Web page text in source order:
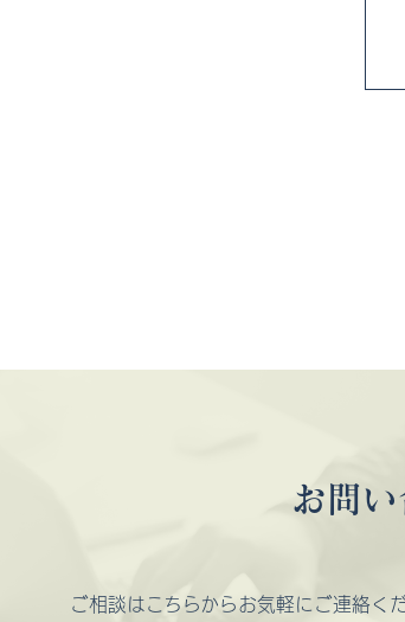
お問
ご相談はこちらからお気軽にご連絡く